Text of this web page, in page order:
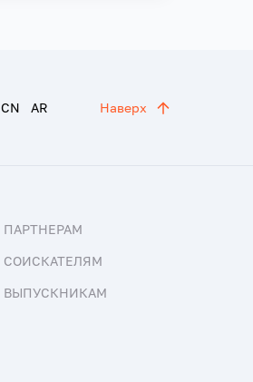
CN AR Наверх
ПАРТНЕРАМ
СОИСКАТЕЛЯМ
ВЫПУСКНИКАМ